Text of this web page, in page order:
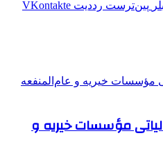
‫پین‌ترست ‫رددیت ‫VKontakte
مؤسسات خیریه و